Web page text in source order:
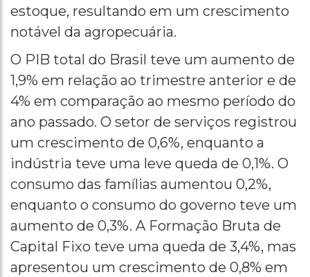
estoque, resultando em um crescimento
notável da agropecuária.
O PIB total do Brasil teve um aumento de
1,9% em relação ao trimestre anterior e de
4% em comparação ao mesmo período do
ano passado. O setor de serviços registrou
um crescimento de 0,6%, enquanto a
indústria teve uma leve queda de 0,1%. O
consumo das famílias aumentou 0,2%,
enquanto o consumo do governo teve um
aumento de 0,3%. A Formação Bruta de
Capital Fixo teve uma queda de 3,4%, mas
apresentou um crescimento de 0,8% em